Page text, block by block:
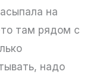
на
там рядом с
надо